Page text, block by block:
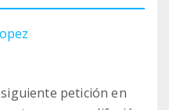
va a favor de la
15 Euros
petición en